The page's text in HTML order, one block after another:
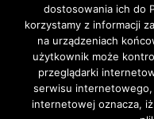
dostosowania ich do
korzystamy z informacji
na urządzeniach
użytkownik może
przeglądarki
serwisu internetowego,
internetowej oznacza,
Polityka